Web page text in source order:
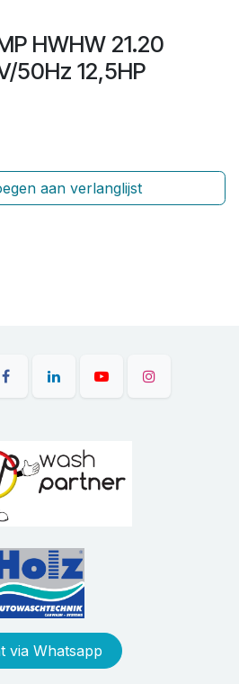
HWHW 21.20
50Hz 12,5HP
aan verlanglijst
via Whatsapp